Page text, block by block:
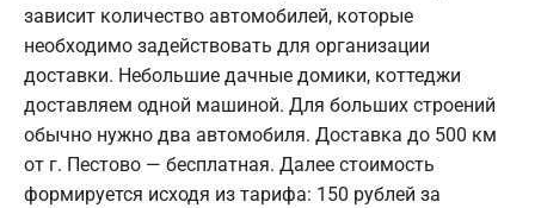
зависит количество автомобилей, которые
необходимо задействовать для организации
доставки. Небольшие дачные домики, коттеджи
доставляем одной машиной. Для больших строений
обычно нужно два автомобиля. Доставка до 500 км
от г. Пестово — бесплатная. Далее стоимость
формируется исходя из тарифа: 150 рублей за